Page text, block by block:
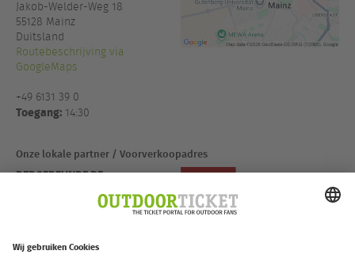
Jakob-Welder-Weg 18
55128 Mainz
Duitsland
Routebeschrijving via
GoogleMaps
+49 6131 39 0
Toegang: 14:30
Onze lokale partner / Voorverkoopadres
BERGFREUNDE.DE